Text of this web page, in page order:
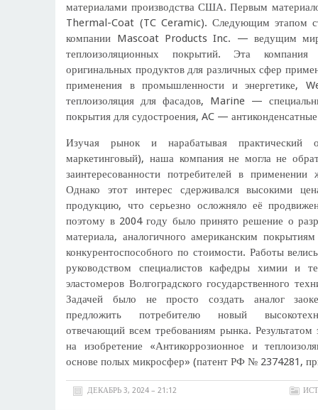
материалами производства США. Первым
Thermal-Coat (TC Ceramic). Следующим этапом
компании Mascoat Products Inc. — ведущим
теплоизоляционных покрытий. Эта
оригинальных продуктов для различных сфер
применения в промышленности и энергетике,
теплоизоляция для фасадов, Marine —
покрытия для судостроения, AC —
Изучая рынок и нарабатывая практический
маркетинговый), наша компания не могла не
заинтересованности потребителей в применении
Однако этот интерес сдерживался высокими
продукцию, что серьезно осложняло её
поэтому в 2004 году было принято решение о
материала, аналогичного американским
конкурентоспособного по стоимости. Работы
руководством специалистов кафедры химии и
эластомеров Волгоградского государственного
Задачей было не просто создать аналог
предложить потребителю новый
отвечающий всем требованиям рынка. Результатом
на изобретение «Антикоррозионное и
основе полых микросфер» (патент РФ № 2374281,
ДЕКАБРЬ 3, 2024 – 21:12